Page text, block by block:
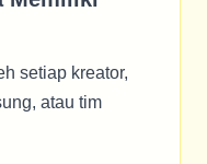
setiap kreator,
atau tim